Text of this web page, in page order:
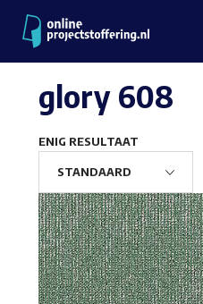
glory 608
ENIG RESULTAAT